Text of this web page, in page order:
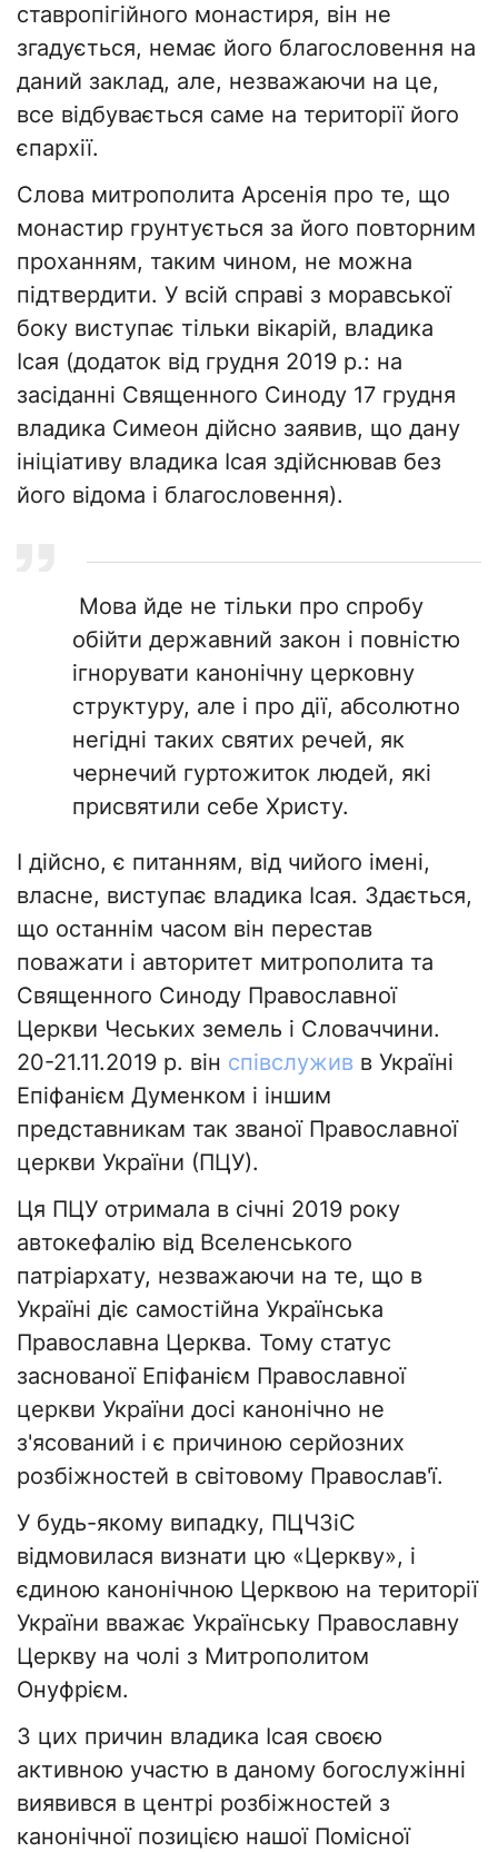
ставропігійного монастиря, він не
згадується, немає його благословення на
даний заклад, але, незважаючи на це,
все відбувається саме на території його
єпархії.
Слова митрополита Арсенія про те, що
монастир грунтується за його повторним
проханням, таким чином, не можна
підтвердити. У всій справі з моравської
боку виступає тільки вікарій, владика
Ісая (додаток від грудня 2019 р.: на
засіданні Священного Синоду 17 грудня
владика Симеон дійсно заявив, що дану
ініціативу владика Ісая здійснював без
його відома і благословення).
Мова йде не тільки про спробу
обійти державний закон і повністю
ігнорувати канонічну церковну
структуру, але і про дії, абсолютно
негідні таких святих речей, як
чернечий гуртожиток людей, які
присвятили себе Христу.
І дійсно, є питанням, від чийого імені,
власне, виступає владика Ісая. Здається,
що останнім часом він перестав
поважати і авторитет митрополита та
Священного Синоду Православної
Церкви Чеських земель і Словаччини.
20-21.11.2019 р. він співслужив в Україні
Епіфанієм Думенком і іншим
представникам так званої Православної
церкви України (ПЦУ).
Ця ПЦУ отримала в січні 2019 року
автокефалію від Вселенського
патріархату, незважаючи на те, що в
Україні діє самостійна Українська
Православна Церква. Тому статус
заснованої Епіфанієм Православної
церкви України досі канонічно не
з'ясований і є причиною серйозних
розбіжностей в світовому Православ'ї.
У будь-якому випадку, ПЦЧЗіС
відмовилася визнати цю «Церкву», і
єдиною канонічною Церквою на території
України вважає Українську Православну
Церкву на чолі з Митрополитом
Онуфрієм.
З цих причин владика Ісая своєю
активною участю в даному богослужінні
виявився в центрі розбіжностей з
канонічної позицією нашої Помісної